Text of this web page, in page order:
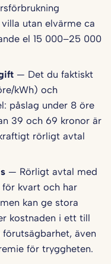
utan elvärme ca
el 15 000–25 000
— Det du faktiskt
kWh) och
påslag under 8 öre
39 och 69 kronor är
rörligt avtal
— Rörligt avtal med
kvart och har
kan ge stora
kostnaden i ett till
även
för tryggheten.